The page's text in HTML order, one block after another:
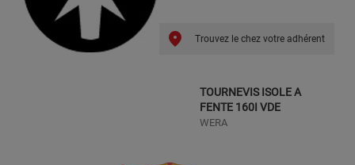
Trouvez le chez votre adhérent
TOURNEVIS ISOLE A
FENTE 160I VDE
WERA